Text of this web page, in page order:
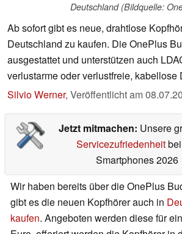
Deutschland (Bildquelle:
Ab sofort gibt es neue, drahtlose
Deutschland zu kaufen. Die OnePlus
ausgestattet und unterstützen auch
verlustarme oder verlustfreie, kabellose
Silvio Werner, Veröffentlicht am
Jetzt mitmachen: Unsere
Servicezufriedenheitbei
Smartphones 2026
Wir haben bereits über die OnePlus
gibt es die neuen Kopfhörer auch in
kaufen. Angeboten werden diese für